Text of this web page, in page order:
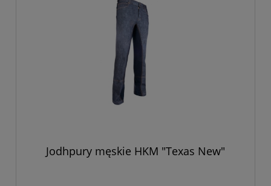
Jodhpury męskie HKM "Texas New"